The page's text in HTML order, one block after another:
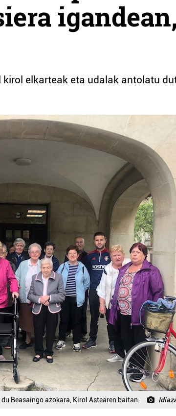
igandean,
elkarteak eta udalak antolatu
Beasaingo azokara, Kirol Astearen baitan.